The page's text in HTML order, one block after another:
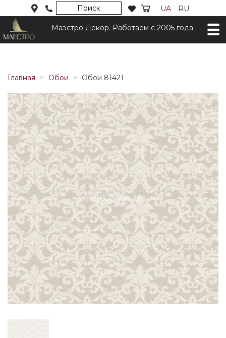
Поиск UA RU
Маэстро Декор. Работаем с 2005 года
Главная Обои Обои 81421